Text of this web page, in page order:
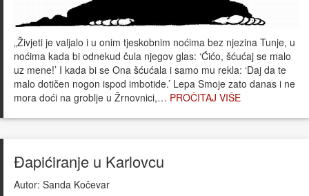
„Živjeti je valjalo i u onim tjeskobnim noćima bez njezina Tunje, u
noćima kada bi odnekud čula njegov glas: ‘Ćićo, šćućaj se malo
uz mene!’ I kada bi se Ona šćućala i samo mu rekla: ‘Daj da te
malo dotičen nogon ispod imbotide.’ Lepa Smoje zato danas i ne
mora doći na groblje u Žrnovnici,… PROČITAJ VIŠE
Đapićiranje u Karlovcu
Autor: Sanda Kočevar